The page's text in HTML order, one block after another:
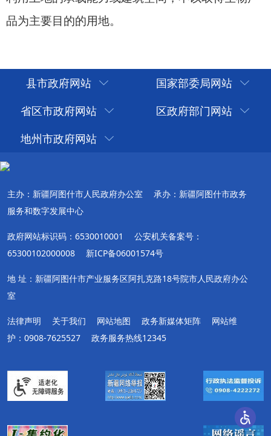
县市政府网站
国家部委局网站
省区市政府网站
区政府部门网站
地州市政府网站
主办：新疆阿图什市人民政府办公室
承办：新疆阿图什市政务
服务和数字发展中心
政府网站标识码：6530010001
公安机关备案号：
65300102000008
新ICP备06001574号
地 址：新疆阿图什市产业服务区阿扎克路18号院市人民政府办公
室
法律声明 关于我们 网站地图 政务新媒体矩阵
网站维
护：0908-7625527
政务服务热线12345